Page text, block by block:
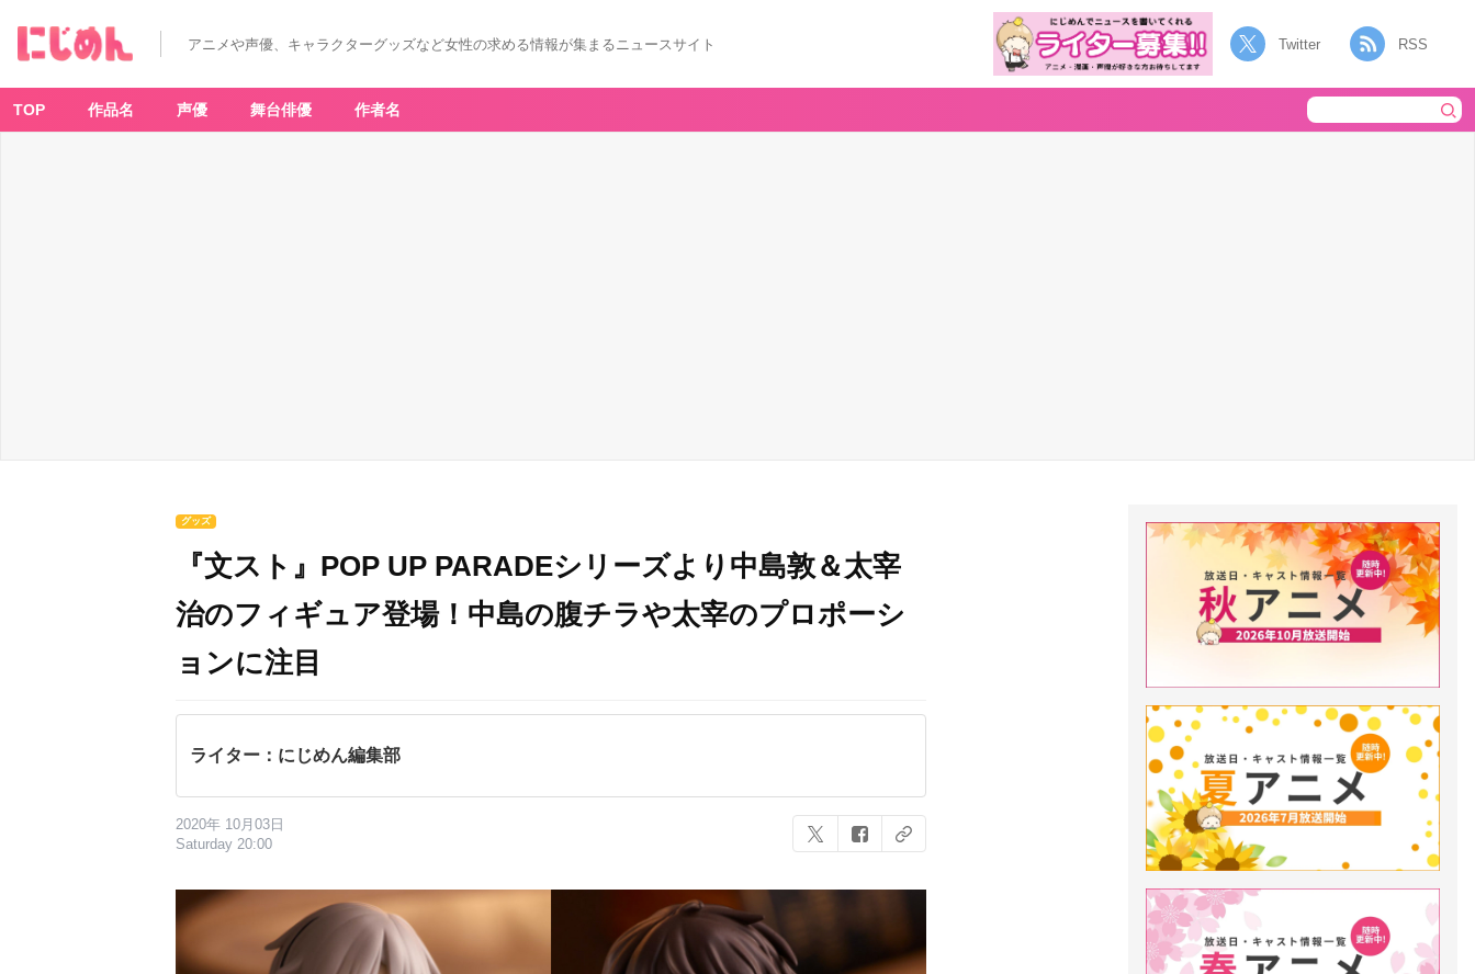
アニメや声優、キャラクターグッズなど女性の求める情報が集まるニュースサイト Twitter RSS
TOP 作品名 声優 舞台俳優 作者名
グッズ
『文スト』POP UP PARADEシリーズより中島敦＆太宰
治のフィギュア登場！中島の腹チラや太宰のプロポーシ
ョンに注目
ライター：にじめん編集部
2020年 10月03日
Saturday 20:00